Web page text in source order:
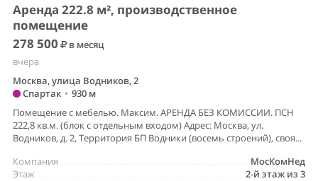
Аренда 222.8 м², производственное
помещение
278 500
в месяц
вчера
Москва, улица Водников, 2
Спартак • 930 м
Помещение с мебелью. Максим. АРЕНДА БЕЗ КОМИССИИ. ПСН
222,8 кв.м. (блок с отдельным входом) Адрес: Москва, ул.
Водников, д. 2, Территория БП Водники (восемь строений), своя...
МосКомНед
Компания
2-й этаж из 3
Этаж